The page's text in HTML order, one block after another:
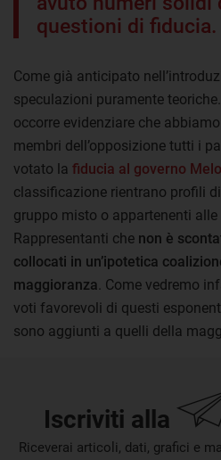
questioni di fiducia.
Come già anticipato
speculazioni puramente
occorre evidenziare che
membri dell’opposizione tutti i
votato la fiducia al governo
classificazione rientrano profili
gruppo misto o appartenenti
Rappresentanti che non è
collocati in un’ipotetica
maggioranza . Come vedremo
voti favorevoli di questi
sono aggiunti a quelli della
Iscriviti alla
Riceverai articoli, dati, grafici e